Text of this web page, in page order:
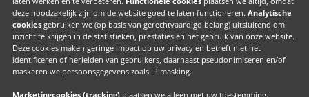
deze noodzakelijk zijn om de website goed te laten functioneren. Analytische
cookies gebruiken we (op basis van gerechtvaardigd belang) uitsluitend om
inzicht te krijgen in de statistieken, prestaties en het gebruik van onze website.
Deze cookies maken geringe impact op uw privacy en betreft niet het
identificeren of herleiden van gebruikers, daarnaast pseudonimiseren en/of
maskeren we persoonsgegevens zoals IP masking.
Marketingcookies (tracking) plaatsen we alleen met uw toestemming.
Valk Voor Thuis
Valk Exclusief Zakelijk
MVO
Contact